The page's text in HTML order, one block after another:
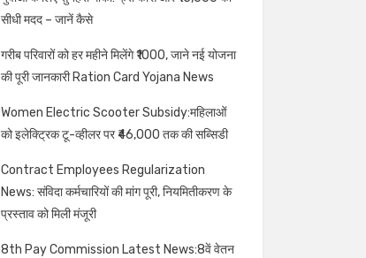
सीधी मदद – जानें कैसे
गरीब परिवारों को हर महीने मिलेंगे ₹1000, जाने नई योजना
की पूरी जानकारी Ration Card Yojana News
Women Electric Scooter Subsidy:महिलाओं
को इलेक्ट्रिक टू-व्हीलर पर ₹46,000 तक की सब्सिडी
Contract Employees Regularization
News: संविदा कर्मचारियों की मांग पूरी, नियमितीकरण के
प्रस्ताव को मिली मंजूरी
8th Pay Commission Latest News:8वें वेतन